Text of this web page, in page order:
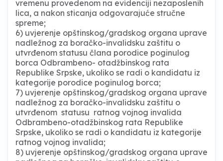
vremenu provedenom na evidenciji nezaposlenih
lica, a nakon sticanja odgovarajuće stručne
spreme;
6) uvjerenje opštinskog/gradskog organa uprave
nadležnog za boračko-invalidsku zaštitu o
utvrđenom statusu člana porodice poginulog
borca Odbrambeno- otadžbinskog rata
Republike Srpske, ukoliko se radi o kandidatu iz
kategorije porodice poginulog borca;
7) uvjerenje opštinskog/gradskog organa uprave
nadležnog za boračko-invalidsku zaštitu o
utvrđenom statusu ratnog vojnog invalida
Odbrambeno-otadžbinskog rata Republike
Srpske, ukoliko se radi o kandidatu iz kategorije
ratnog vojnog invalida;
8) uvjerenje opštinskog/gradskog organa uprave